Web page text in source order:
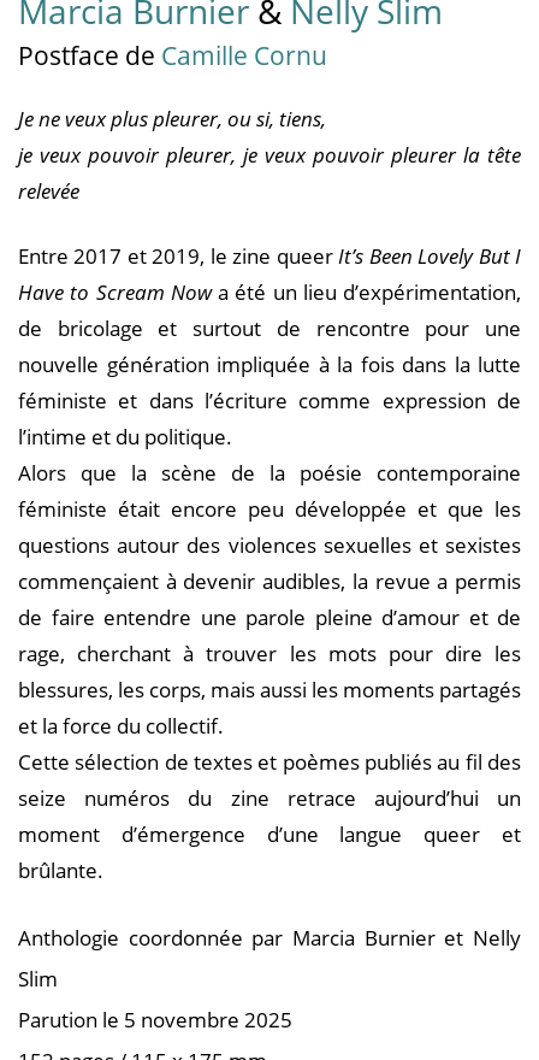
Marcia Burnier & Nelly Slim
Postface de Camille Cornu
Je ne veux plus pleurer, ou si, tiens,
je veux pouvoir pleurer, je veux pouvoir pleurer la tête
relevée
Entre 2017 et 2019, le zine queerIt’s Been Lovely But I
Have to Scream Nowa été un lieu d’expérimentation,
de bricolage et surtout de rencontre pour une
nouvelle génération impliquée à la fois dans la lutte
féministe et dans l’écriture comme expression de
l’intime et du politique.
Alors que la scène de la poésie contemporaine
féministe était encore peu développée et que les
questions autour des violences sexuelles et sexistes
commençaient à devenir audibles, la revue a permis
de faire entendre une parole pleine d’amour et de
rage, cherchant à trouver les mots pour dire les
blessures, les corps, mais aussi les moments partagés
et la force du collectif.
Cette sélection de textes et poèmes publiés au fil des
seize numéros du zine retrace aujourd’hui un
moment d’émergence d’une langue queer et
brûlante.
Anthologie coordonnée par Marcia Burnier et Nelly
Slim
Parution le 5 novembre 2025